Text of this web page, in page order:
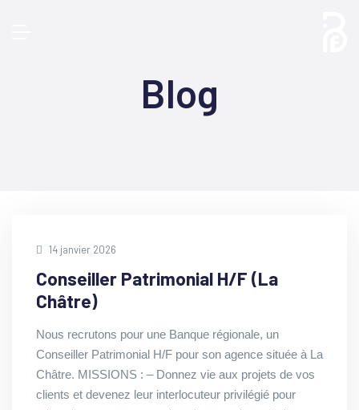
Blog
14 janvier 2026
Conseiller Patrimonial H/F (La
Châtre)
Nous recrutons pour une Banque régionale, un
Conseiller Patrimonial H/F pour son agence située à La
Châtre. MISSIONS : – Donnez vie aux projets de vos
clients et devenez leur interlocuteur privilégié pour